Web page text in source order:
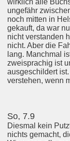
wirklich alle
ungefähr
noch mitten in
gekauft, da war
nicht verstanden
nicht. Aber die
lang. Manchmal
zweisprachig ist
ausgeschildert
verstehen, wenn
So, 7.9
Diesmal kein
nichts gemacht,